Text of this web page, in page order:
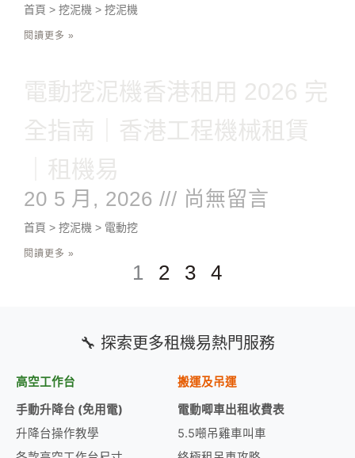
首頁 > 挖泥機 > 挖泥機
閱讀更多 »
電動挖泥機香港租用 2026 完
全指南｜香港工程機械租賃
｜租機易
20 5 月, 2026 尚無留言
首頁 > 挖泥機 > 電動挖
閱讀更多 »
1 2 3 4
🔧 探索更多租機易熱門服務
高空工作台
手動升降台 (免用電)
升降台操作教學
搬運及吊運
電動唧車出租收費表
5.5噸吊雞車叫車